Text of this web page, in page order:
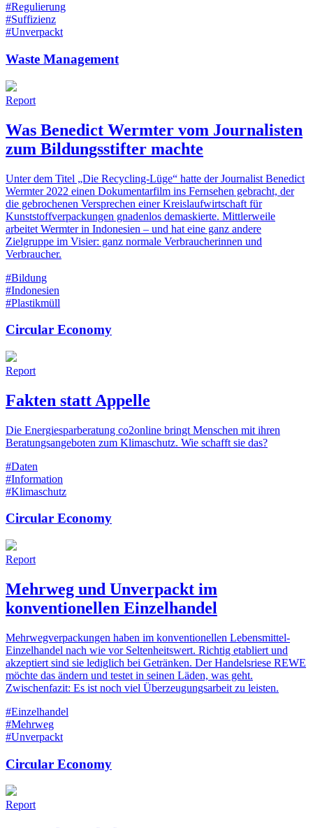
#Regulierung
#Suffizienz
#Unverpackt
Waste Management
Report
Was Benedict Wermter vom Journalisten
zum Bildungsstifter machte
Unter dem Titel „Die Recycling-Lüge“ hatte der Journalist Benedict
Wermter 2022 einen Dokumentarfilm ins Fernsehen gebracht, der
die gebrochenen Versprechen einer Kreislaufwirtschaft für
Kunststoffverpackungen gnadenlos demaskierte. Mittlerweile
arbeitet Wermter in Indonesien – und hat eine ganz andere
Zielgruppe im Visier: ganz normale Verbraucherinnen und
Verbraucher.
#Bildung
#Indonesien
#Plastikmüll
Circular Economy
Report
Fakten statt Appelle
Die Energiesparberatung co2online bringt Menschen mit ihren
Beratungsangeboten zum Klimaschutz. Wie schafft sie das?
#Daten
#Information
#Klimaschutz
Circular Economy
Report
Mehrweg und Unverpackt im
konventionellen Einzelhandel
Mehrwegverpackungen haben im konventionellen Lebensmittel-
Einzelhandel nach wie vor Seltenheitswert. Richtig etabliert und
akzeptiert sind sie lediglich bei Getränken. Der Handelsriese REWE
möchte das ändern und testet in seinen Läden, was geht.
Zwischenfazit: Es ist noch viel Überzeugungsarbeit zu leisten.
#Einzelhandel
#Mehrweg
#Unverpackt
Circular Economy
Report